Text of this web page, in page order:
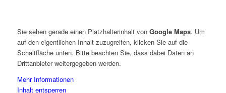
Sie sehen gerade einen Platzhalterinhalt von Google Maps. Um
auf den eigentlichen Inhalt zuzugreifen, klicken Sie auf die
Schaltfläche unten. Bitte beachten Sie, dass dabei Daten an
Drittanbieter weitergegeben werden.
Mehr Informationen
Inhalt entsperren